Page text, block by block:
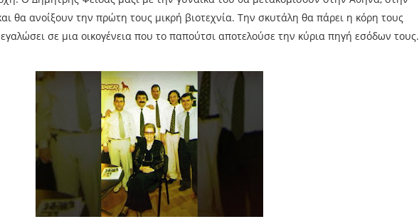
θα ανοίξουν την πρώτη τους μικρή βιοτεχνία. Την σκυτάλη θα πάρει η κόρη τους
σε μια οικογένεια που το παπούτσι αποτελούσε την κύρια πηγή εσόδων τους.